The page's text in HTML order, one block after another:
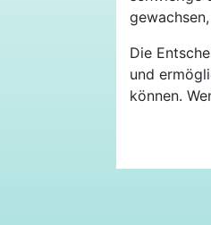
Die
und
können.